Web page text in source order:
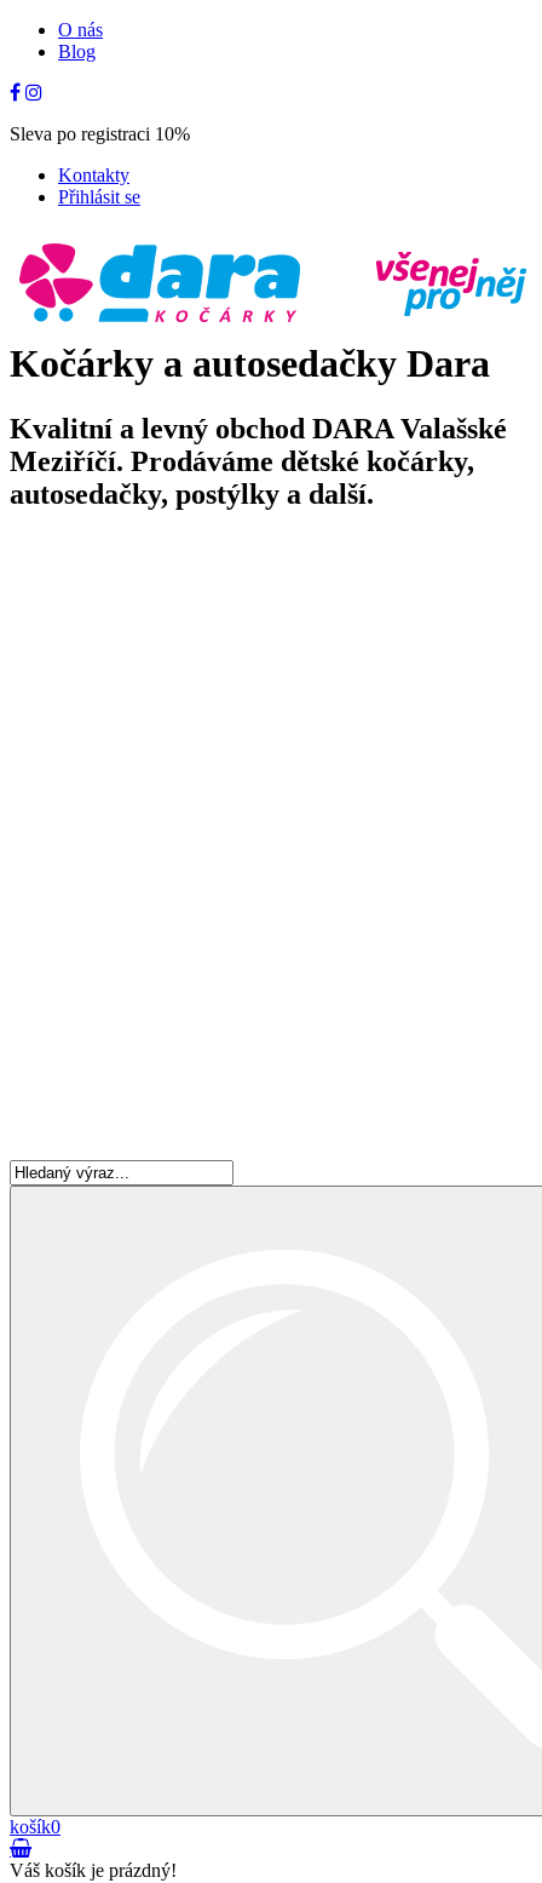
O nás
Blog
Sleva po registraci 10%
Kontakty
Přihlásit se
Kočárky a autosedačky Dara
Kvalitní a levný obchod DARA Valašské
Meziříčí. Prodáváme dětské kočárky,
autosedačky, postýlky a další.
košík0
Váš košík je prázdný!